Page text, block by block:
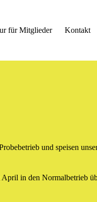
für Mitglieder Kontakt
und speisen
in den Normalbetrieb